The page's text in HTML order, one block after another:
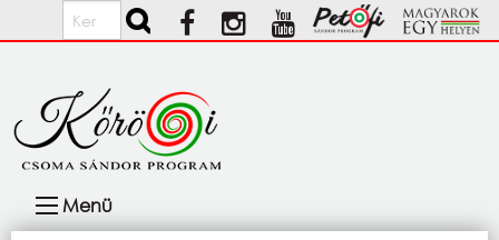
Ugrás a tartalomra
Keresés
navigáció
Menü